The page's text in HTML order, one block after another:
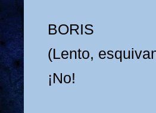
BORIS
(Lento,
¡No!